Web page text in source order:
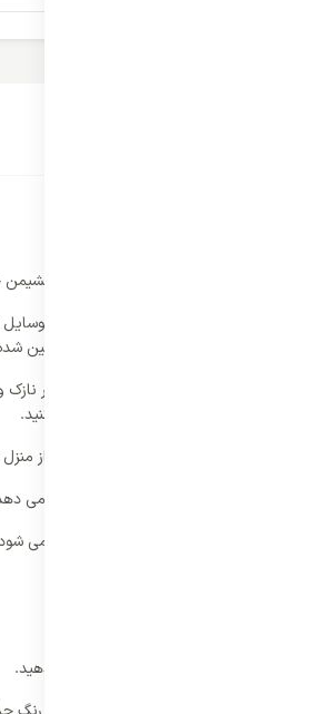
و نحوه چیدمان وسایل داخل اتاق
مخصوصی که برای نصب کولر اسپلیت تعیین شده
بسیار زیاد آن می باشد هرچند بسیار نازک
می شود از فضای خود بهینه تر استفاده کنید.
عدد است که کمپرسور آن معمولا در بیرون از
که فشردگی و مقاومت کولر را افزایش می
آن در مقابل ضربه و آسیب های احتمالی می
برندهای دیگر حکایت دارد؛
بدنه می باشد
آن را سفارش داده و مورد استفاده قرار دهید.